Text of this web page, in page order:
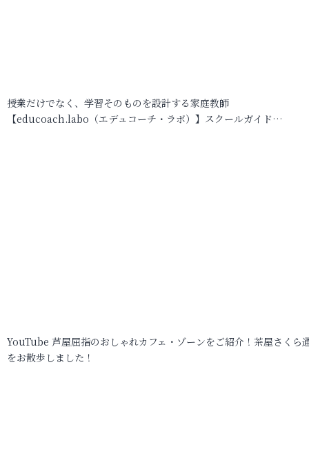
授業だけでなく、学習そのものを設計する家庭教師
【educoach.labo（エデュコーチ・ラボ）】スクールガイド…
YouTube 芦屋屈指のおしゃれカフェ・ゾーンをご紹介！茶屋さくら
をお散歩しました！